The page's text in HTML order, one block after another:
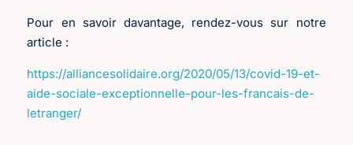
Pour en savoir davantage, rendez-vous sur notre
article :
https://alliancesolidaire.org/2020/05/13/covid-19-et-
aide-sociale-exceptionnelle-pour-les-francais-de-
letranger/